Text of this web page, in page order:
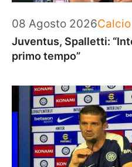
08 Agosto 2026Calcio
Juventus, Spalletti:
primo tempo”